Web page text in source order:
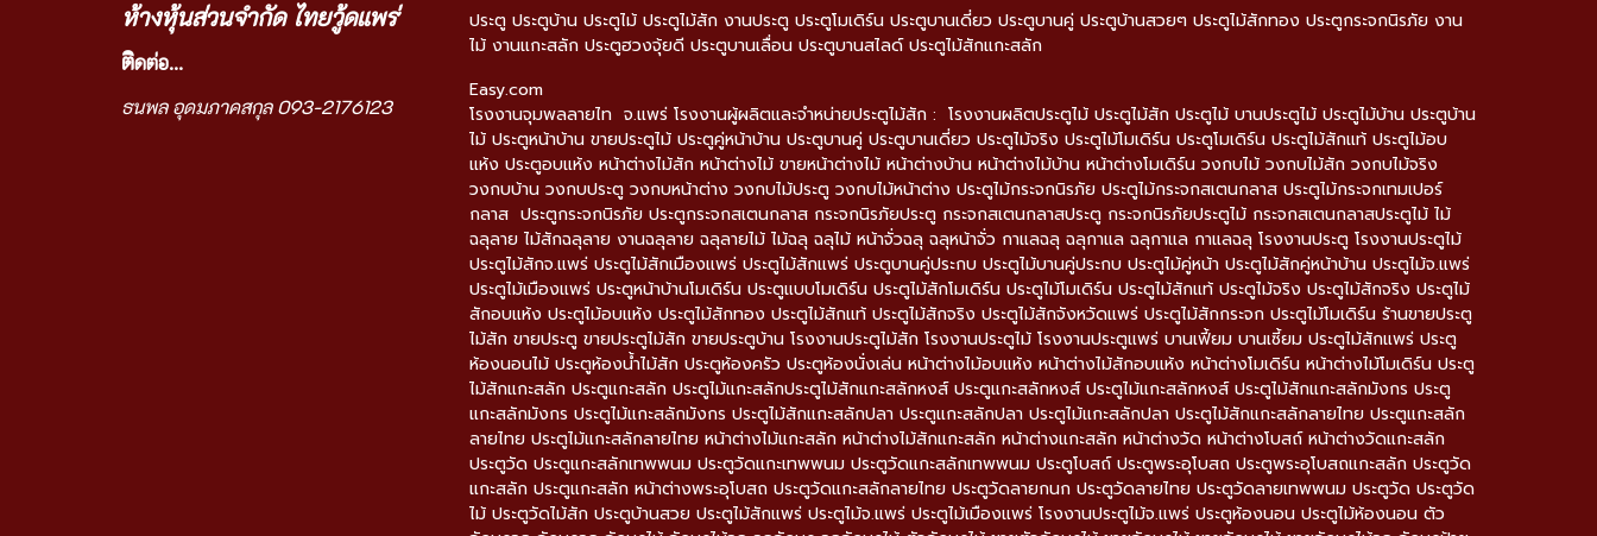
ห้างหุ้นส่วนจำกัด ไทยวู้ดแพร่
ติดต่อ...
ธนพล อุดมภาคสกุล 093-2176123
ประตู ประตูบ้าน ประตูไม้ ประตูไม้สัก งานประตู ประตูโมเดิร์น ประตูบานเดี่ยว ประตูบานคู่ ประตูบ้านสวยๆ ประตูไม้สักทอง ประตูกระจกนิรภัย งาน
ไม้ งานแกะสลัก ประตูฮวงจุ้ยดี ประตูบานเลื่อน ประตูบานสไลด์ ประตูไม้สักแกะสลัก
Easy.com
โรงงานจุมพลลายไท จ.แพร่ โรงงานผู้ผลิตและจำหน่ายประตูไม้สัก : โรงงานผลิตประตูไม้ ประตูไม้สัก ประตูไม้ บานประตูไม้ ประตูไม้บ้าน ประตูบ้าน
ไม้ ประตูหน้าบ้าน ขายประตูไม้ ประตูคู่หน้าบ้าน ประตูบานคู่ ประตูบานเดี่ยว ประตูไม้จริง ประตูไม้โมเดิร์น ประตูโมเดิร์น ประตูไม้สักแท้ ประตูไม้อบ
แห้ง ประตูอบแห้ง หน้าต่างไม้สัก หน้าต่างไม้ ขายหน้าต่างไม้ หน้าต่างบ้าน หน้าต่างไม้บ้าน หน้าต่างโมเดิร์น วงกบไม้ วงกบไม้สัก วงกบไม้จริง
วงกบบ้าน วงกบประตู วงกบหน้าต่าง วงกบไม้ประตู วงกบไม้หน้าต่าง ประตูไม้กระจกนิรภัย ประตูไม้กระจกสเตนกลาส ประตูไม้กระจกเทมเปอร์
กลาส ประตูกระจกนิรภัย ประตูกระจกสเตนกลาส กระจกนิรภัยประตู กระจกสเตนกลาสประตู กระจกนิรภัยประตูไม้ กระจกสเตนกลาสประตูไม้ ไม้
ฉลุลาย ไม้สักฉลุลาย งานฉลุลาย ฉลุลายไม้ ไม้ฉลุ ฉลุไม้ หน้าจั่วฉลุ ฉลุหน้าจั่ว กาแลฉลุ ฉลุกาแล ฉลุกาแล กาแลฉลุ โรงงานประตู โรงงานประตูไม้
ประตูไม้สักจ.แพร่ ประตูไม้สักเมืองแพร่ ประตูไม้สักแพร่ ประตูบานคู่ประกบ ประตูไม้บานคู่ประกบ ประตูไม้คู่หน้า ประตูไม้สักคู่หน้าบ้าน ประตูไม้จ.แพร่
ประตูไม้เมืองแพร่ ประตูหน้าบ้านโมเดิร์น ประตูแบบโมเดิร์น ประตูไม้สักโมเดิร์น ประตูไม้โมเดิร์น ประตูไม้สักแท้ ประตูไม้จริง ประตูไม้สักจริง ประตูไม้
สักอบแห้ง ประตูไม้อบแห้ง ประตูไม้สักทอง ประตูไม้สักแท้ ประตูไม้สักจริง ประตูไม้สักจังหวัดแพร่ ประตูไม้สักกระจก ประตูไม้โมเดิร์น ร้านขายประตู
ไม้สัก ขายประตู ขายประตูไม้สัก ขายประตูบ้าน โรงงานประตูไม้สัก โรงงานประตูไม้ โรงงานประตูแพร่ บานเฟี้ยม บานเซี้ยม ประตูไม้สักแพร่ ประตู
ห้องนอนไม้ ประตูห้องน้ำไม้สัก ประตูห้องครัว ประตูห้องนั่งเล่น หน้าต่างไม้อบแห้ง หน้าต่างไม้สักอบแห้ง หน้าต่างโมเดิร์น หน้าต่างไม้โมเดิร์น ประตู
ไม้สักแกะสลัก ประตูแกะสลัก ประตูไม้แกะสลักประตูไม้สักแกะสลักหงส์ ประตูแกะสลักหงส์ ประตูไม้แกะสลักหงส์ ประตูไม้สักแกะสลักมังกร ประตู
แกะสลักมังกร ประตูไม้แกะสลักมังกร ประตูไม้สักแกะสลักปลา ประตูแกะสลักปลา ประตูไม้แกะสลักปลา ประตูไม้สักแกะสลักลายไทย ประตูแกะสลัก
ลายไทย ประตูไม้แกะสลักลายไทย หน้าต่างไม้แกะสลัก หน้าต่างไม้สักแกะสลัก หน้าต่างแกะสลัก หน้าต่างวัด หน้าต่างโบสถ์ หน้าต่างวัดแกะสลัก
ประตูวัด ประตูแกะสลักเทพพนม ประตูวัดแกะเทพพนม ประตูวัดแกะสลักเทพพนม ประตูโบสถ์ ประตูพระอุโบสถ ประตูพระอุโบสถแกะสลัก ประตูวัด
แกะสลัก ประตูแกะสลัก หน้าต่างพระอุโบสถ ประตูวัดแกะสลักลายไทย ประตูวัดลายกนก ประตูวัดลายไทย ประตูวัดลายเทพพนม ประตูวัด ประตูวัด
ไม้ ประตูวัดไม้สัก ประตูบ้านสวย ประตูไม้สักแพร่ ประตูไม้จ.แพร่ ประตูไม้เมืองแพร่ โรงงานประตูไม้จ.แพร่ ประตูห้องนอน ประตูไม้ห้องนอน ตัว